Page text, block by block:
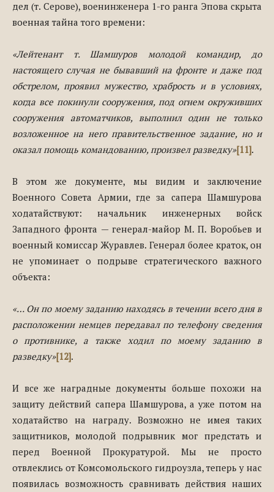
дел (т. Серове), военинженера 1-го ранга Эпова скрыта
военная тайна того времени:
«Лейтенант т. Шамшуров молодой командир, до
настоящего случая не бывавший на фронте и даже под
обстрелом, проявил мужество, храбрость и в условиях,
когда все покинули сооружения, под огнем окруживших
сооружения автоматчиков, выполнил один не только
возложенное на него правительственное задание, но и
оказал помощь командованию, произвел разведку»[11].
В этом же документе, мы видим и заключение
Военного Совета Армии, где за сапера Шамшурова
ходатайствуют: начальник инженерных войск
Западного фронта — генерал-майор М. П. Воробьев и
военный комиссар Журавлев. Генерал более краток, он
не упоминает о подрыве стратегического важного
объекта:
«… Он по моему заданию находясь в течении всего дня в
расположении немцев передавал по телефону сведения
о противнике, а также ходил по моему заданию в
разведку»[12].
И все же наградные документы больше похожи на
защиту действий сапера Шамшурова, а уже потом на
ходатайство на награду. Возможно не имея таких
защитников, молодой подрывник мог предстать и
перед Военной Прокуратурой. Мы не просто
отвлеклись от Комсомольского гидроузла, теперь у нас
появилась возможность сравнивать действия наших